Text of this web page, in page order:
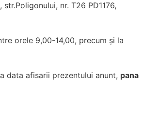
str.Poligonului, nr. T26 PD1176,
orele 9,00-14,00, precum și la
data afisarii prezentului anunt, pana